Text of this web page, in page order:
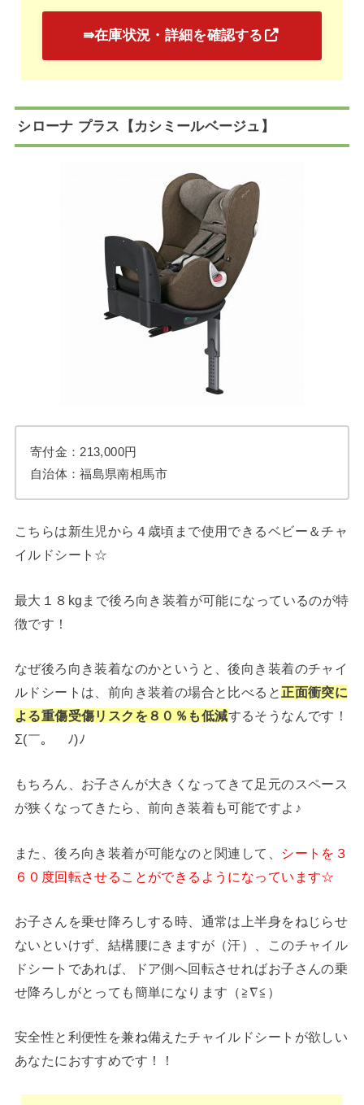
⇛在庫状況・詳細を確認する
シローナ プラス【カシミールベージュ】
寄付金：213,000円
自治体：福島県南相馬市
こちらは新生児から４歳頃まで使用できるベビー＆チャ
イルドシート☆
最大１８kgまで後ろ向き装着が可能になっているのが特
徴です！
なぜ後ろ向き装着なのかというと、後向き装着のチャイ
ルドシートは、前向き装着の場合と比べると 正面衝突に
よる重傷受傷リスクを８０％も低減するそうなんです！
Σ(￣。￣ﾉ)ﾉ
もちろん、お子さんが大きくなってきて足元のスペース
が狭くなってきたら、前向き装着も可能ですよ♪
また、後ろ向き装着が可能なのと関連して、
シートを３
６０度回転させることができるようになっています☆
お子さんを乗せ降ろしする時、通常は上半身をねじらせ
ないといけず、結構腰にきますが（汗）、このチャイル
ドシートであれば、ドア側へ回転させればお子さんの乗
せ降ろしがとっても簡単になります（≧∇≦）
安全性と利便性を兼ね備えたチャイルドシートが欲しい
あなたにおすすめです！！